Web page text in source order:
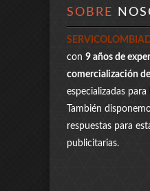
SOBRE
con 9 años de
comercialización
especializadas
También
respuestas para
publicitarias.